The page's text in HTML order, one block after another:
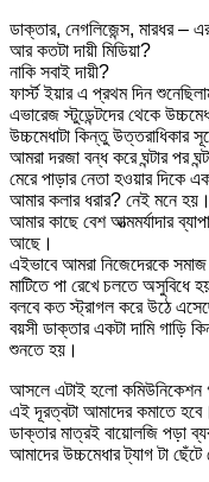
ডাক্তার, নেগলিজেন্স, মারধর
আর কতটা দায়ী মিডিয়া?
নাকি সবাই দায়ী?
ফার্স্ট ইয়ার এ প্রথম দিন
এভারেজ স্টুডেন্টদের থেকে
উচ্চমেধাটা কিন্তু
আমরা দরজা বন্ধ করে ঘন্টার পর
মেরে পাড়ার নেতা হওয়ার দিকে
আমার কলার ধরার? নেই মনে
আমার কাছে বেশ আত্মমর্যাদার
আছে।
এইভাবে আমরা নিজেদেরকে
মাটিতে পা রেখে চলতে অসুবিধে
বলবে কত স্ট্রাগল করে উঠে
বয়সী ডাক্তার একটা দামি গাড়ি
শুনতে হয়।
আসলে এটাই হলো কমিউনিকেশন
এই দূরত্বটা আমাদের কমাতে
ডাক্তার মাত্রই বায়োলজি পড়া
আমাদের উচ্চমেধার ট্যাগ টা